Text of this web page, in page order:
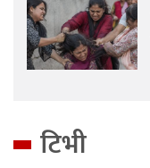
टिभी